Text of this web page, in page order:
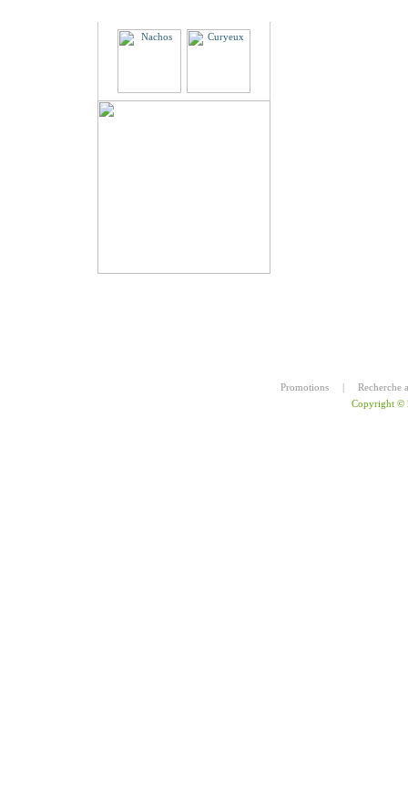
Promotions |
Recherche
Copyright ©